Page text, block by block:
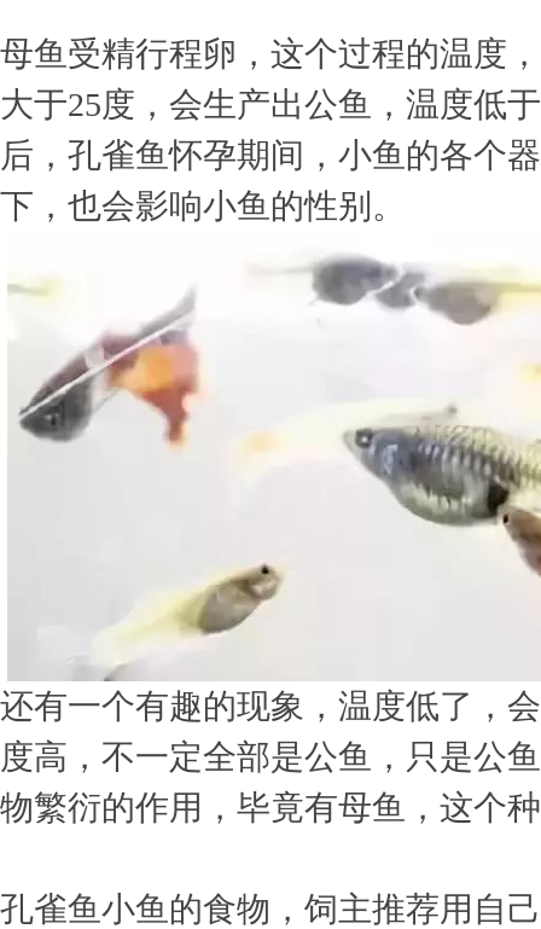
母鱼受精行程卵，这个过程的温度
大于25度，会生产出公鱼，温度低
后，孔雀鱼怀孕期间，小鱼的各个
下，也会影响小鱼的性别。
还有一个有趣的现象，温度低了，
度高，不一定全部是公鱼，只是公
物繁衍的作用，毕竟有母鱼，这个
孔雀鱼小鱼的食物，饲主推荐用自